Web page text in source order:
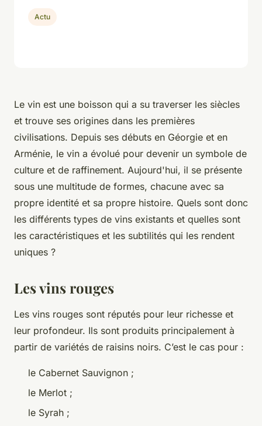
Le vin est une boisson qui a su traverser les siècles
et trouve ses origines dans les premières
civilisations. Depuis ses débuts en Géorgie et en
Arménie, le vin a évolué pour devenir un symbole de
culture et de raffinement. Aujourd'hui, il se présente
sous une multitude de formes, chacune avec sa
propre identité et sa propre histoire. Quels sont donc
les différents types de vins existants et quelles sont
les caractéristiques et les subtilités qui les rendent
uniques ?
Les vins rouges
Les vins rouges sont réputés pour leur richesse et
leur profondeur. Ils sont produits principalement à
partir de variétés de raisins noirs. C’est le cas pour :
le Cabernet Sauvignon ;
le Merlot ;
le Syrah ;
Actu